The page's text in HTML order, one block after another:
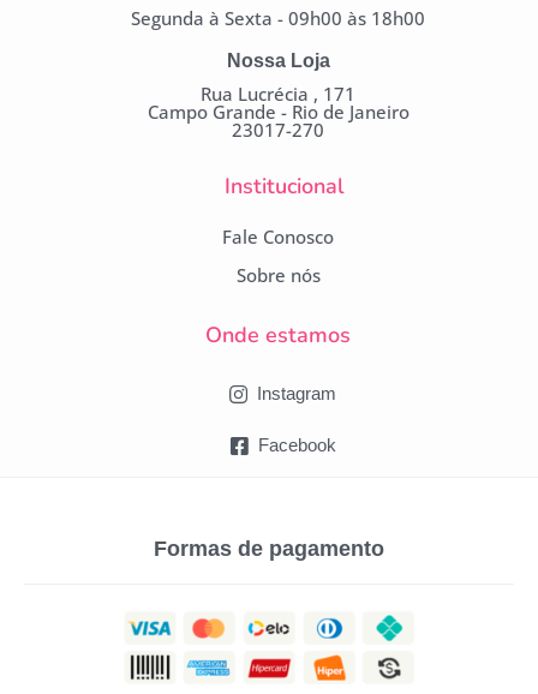
Segunda à Sexta - 09h00 às 18h00
Nossa Loja
Rua Lucrécia , 171
Campo Grande - Rio de Janeiro
23017-270
Institucional
Fale Conosco
Sobre nós
Onde estamos
Instagram
Facebook
Formas de pagamento